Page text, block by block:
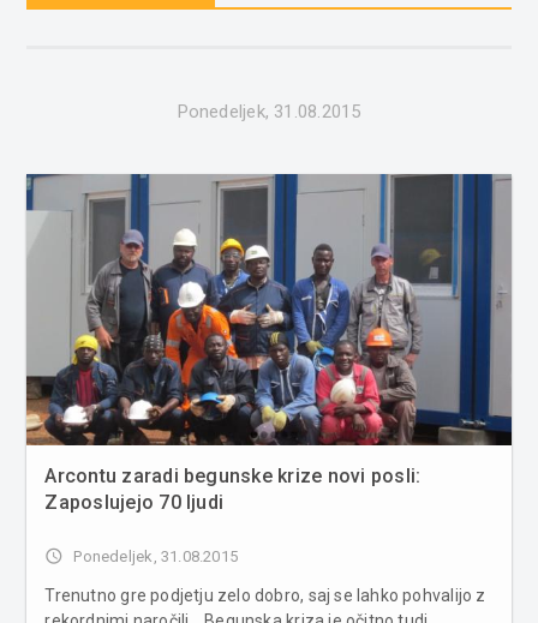
Ponedeljek, 31.08.2015
Arcontu zaradi begunske krize novi posli:
Zaposlujejo 70 ljudi
access_time Ponedeljek, 31.08.2015
Trenutno gre podjetju zelo dobro, saj se lahko pohvalijo z